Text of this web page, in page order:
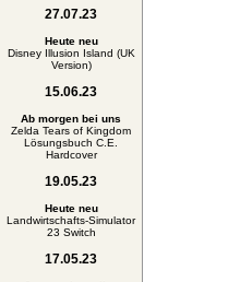
27.07.23
Heute neu
Disney Illusion Island (UK
Version)
15.06.23
Ab morgen bei uns
Zelda Tears of Kingdom
Lösungsbuch C.E.
Hardcover
19.05.23
Heute neu
Landwirtschafts-Simulator
23 Switch
17.05.23